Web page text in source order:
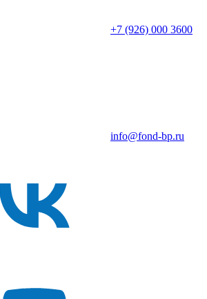
+7 (926) 000 3600
info@fond-bp.ru